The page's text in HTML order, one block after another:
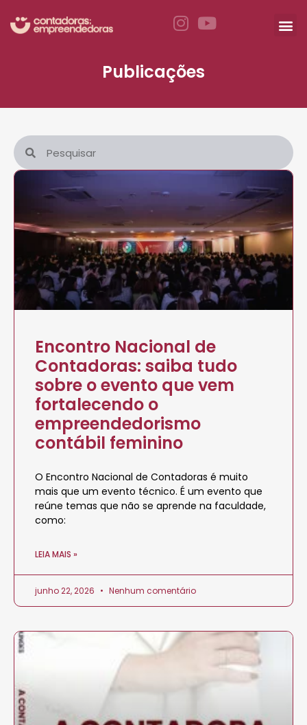
Publicações
Encontro Nacional de
Contadoras: saiba tudo
sobre o evento que vem
fortalecendo o
empreendedorismo
contábil feminino
O Encontro Nacional de Contadoras é muito
mais que um evento técnico. É um evento que
reúne temas que não se aprende na faculdade,
como:
LEIA MAIS »
junho 22, 2026 Nenhum comentário